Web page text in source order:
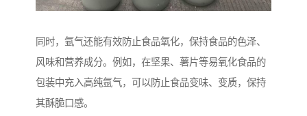
同时，氩气还能有效防止食品氧化，保持食品的色泽、
风味和营养成分。例如，在坚果、薯片等易氧化食品的
包装中充入高纯氩气，可以防止食品变味、变质，保持
其酥脆口感。